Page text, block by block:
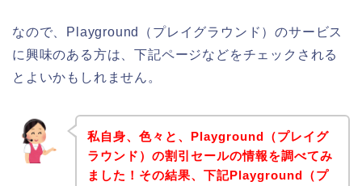
なので、Playground（プレイグラウンド）のサービス
に興味のある方は、下記ページなどをチェックされる
とよいかもしれません。
私自身、色々と、Playground（プレイグ
ラウンド）の割引セールの情報を調べてみ
ました！その結果、下記Playground（プ